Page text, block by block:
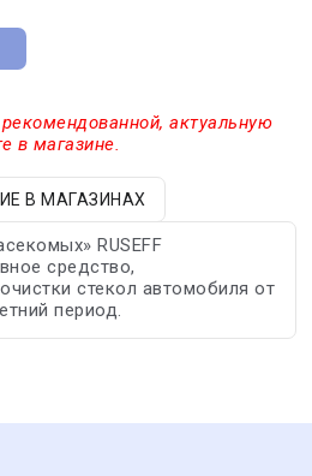
актуальную
в магазине.
В МАГАЗИНАХ
RUSEFF
средство,
стекол автомобиля от
период.